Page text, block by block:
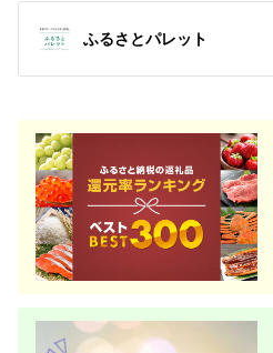
【先行受付】ゴルフク
ラブ購入補助券
15,000円_GD-
C701_(都城市) ダンロ
ップ ゼクシオ スリク
ソン クリーブランド
チケット クーポン 購
入補助券 アイアン ド
ライバー フェアウェ
イウッド ハイブリッ
5.0
寄付金額:50,000
東建塩河カントリー倶
楽部利用券（12,000
円分）【0041-004】
5.0
寄付金額: 40,000円
ふるさとパレット